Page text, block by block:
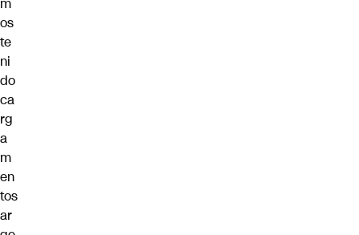
os
te
ni
do
ca
rg
a
m
en
tos
ar